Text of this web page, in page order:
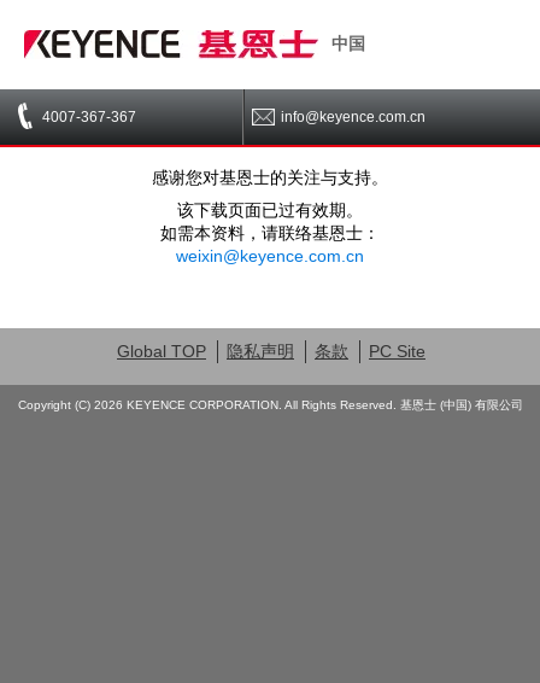
中国
4007-367-367 info@keyence.com.cn
感谢您对基恩士的关注与支持。
该下载页面已过有效期。
如需本资料，请联络基恩士：
weixin@keyence.com.cn
Global TOP 隐私声明 条款 PC Site
Copyright (C) 2026 KEYENCE CORPORATION. All Rights Reserved. 基恩士 (中国) 有限公司